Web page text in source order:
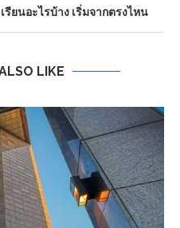
รียนอะไรบ้าง เริ่มจากตรงไหน
LIKE